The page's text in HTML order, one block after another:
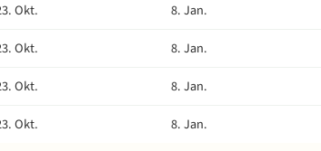
Okt. 8. Jan.
Okt. 8. Jan.
Okt. 8. Jan.
Okt. 8. Jan.